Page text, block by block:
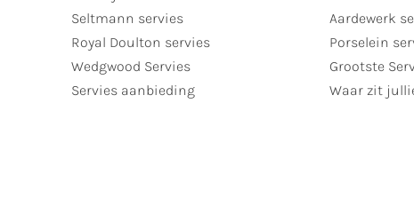
Seltmann servies
Royal Doulton servies
Wedgwood Servies
Servies aanbieding
Aardewerk
Porselein
Grootste
Waar zit